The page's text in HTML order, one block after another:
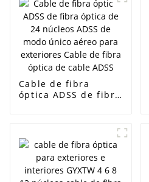
Cable de fibra
óptica ADSS de fibra
exteriores Cable de
fibra óptica de cable
ADSS